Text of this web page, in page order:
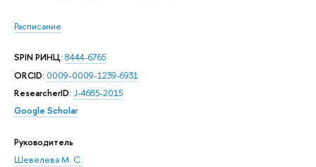
Расписание
SPIN РИНЦ: 8444-6765
ORCID: 0009-0009-1239-6931
ResearcherID: J-4685-2015
Google Scholar
Руководитель
Шевелева М. С.